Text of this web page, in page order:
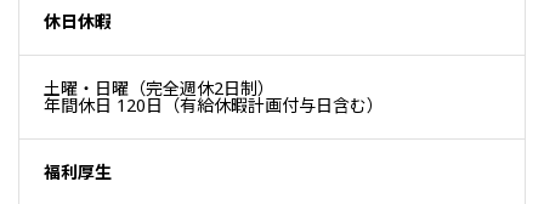
休日休暇
土曜・日曜（完全週休2日制）
年間休日 120日（有給休暇計画付与日含む）
福利厚生